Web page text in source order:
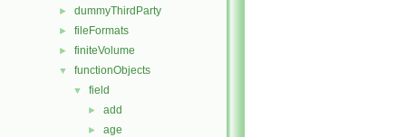
► dummyThirdParty
► fileFormats
► finiteVolume
▼ functionObjects
▼ field
► add
► age